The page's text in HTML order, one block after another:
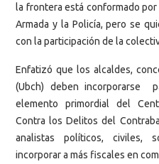
la frontera está conformado
Armada y la Policía, pero se
con la participación de la
Enfatizó que los alcaldes,
(Ubch) deben incorporarse
elemento primordial del
Contra los Delitos del
analistas políticos, civiles,
incorporar a más fiscales en